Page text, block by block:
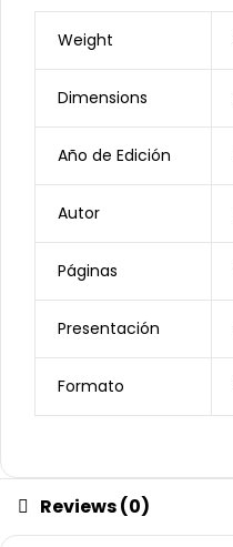
Weight
Dimensions
Año de Edición
Autor
Páginas
Presentación
Formato
Reviews (0)